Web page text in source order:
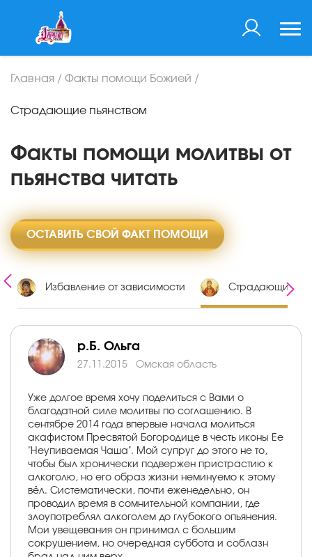
Главная / Факты помощи Божией /
Страдающие пьянством
Факты помощи молитвы от
пьянства читать
ОСТАВИТЬ СВОЙ ФАКТ ПОМОЩИ
Избавление от зависимости Страдающие
р.Б. Ольга
27.11.2015 Омская область
Уже долгое время хочу поделиться с Вами о
благодатной силе молитвы по соглашению. В
сентябре 2014 года впервые начала молиться
акафистом Пресвятой Богородице в честь иконы Ее
"Неупиваемая Чаша". Мой супруг до этого не то,
чтобы был хронически подвержен пристрастию к
алкоголю, но его образ жизни неминуемо к этому
вёл. Систематически, почти еженедельно, он
проводил время в сомнительной компании, где
злоупотреблял алкоголем до глубокого опьянения.
Мои увещевания он принимал с большим
сокрушением, но очередная суббота и соблазн